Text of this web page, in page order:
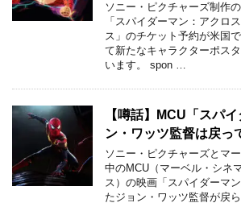
ソニー・ピクチャーズ制作
「スパイダーマン：アクロ
ス」のチケット予約が米国
て新たなキャラクターポス
います。 spon …
【噂話】MCU「スパ
ン・ワッツ監督は戻っ
ソニー・ピクチャーズとマ
中のMCU（マーベル・シネ
ス）の映画「スパイダーマ
たジョン・ワッツ監督が戻